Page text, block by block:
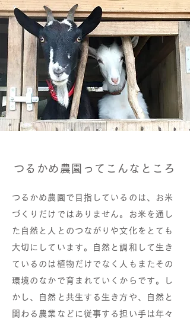
つるかめ農園ってこんなところ
つるかめ農園で目指しているのは、お米
づくりだけではありません。お米を通し
た自然と人とのつながりや文化をとても
大切にしています。自然と調和して生き
ているのは植物だけでなく人もまたその
環境のなかで育まれていくからです。し
かし、自然と共生する生き方や、自然と
関わる農業などに従事する担い手は年々